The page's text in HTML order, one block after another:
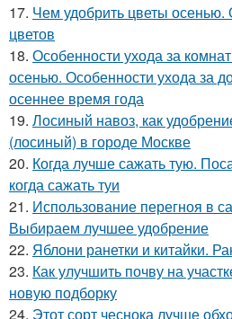
17. Чем удобрить цветы
цветов
18. Особенности ухода за
осенью. Особенности ухода за
осеннее время года
19. Лосиный навоз, как
(лосиный) в городе Москве
20. Когда лучше сажать тую.
когда сажать туи
21. Использование перегноя в
Выбираем лучшее удобрение
22. Яблони ранетки и китайки.
23. Как улучшить почву на
новую подборку
24. Этот сорт чеснока лучше